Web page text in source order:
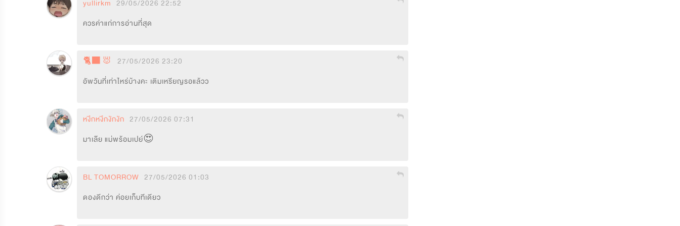
yullirkm 29/05/2026 22:52
ควรค่าแก่การอ่านที่สุด
🐈‍⬛🐰 27/05/2026 23:20
อัพวันที่เท่าไหร่บ้างคะ เติมเหรียญรอแล้วว
หงึกหงึกงักงัก 27/05/2026 07:31
มาเล๊ย แม่พร้อมเปย์😍
BL TOMORROW 27/05/2026 01:03
ดองดีกว่า ค่อยเก็บทีเดียว